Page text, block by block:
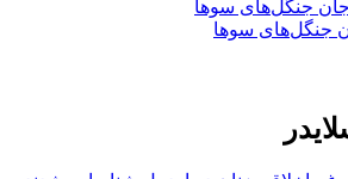
جنگل‌های سوها